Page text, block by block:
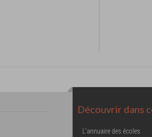
Découvrir dans
L'annuaire des écoles